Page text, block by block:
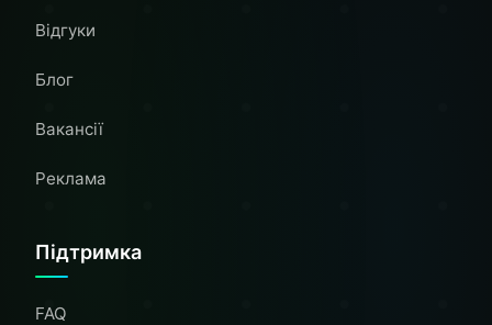
Відгуки
Блог
Вакансії
Реклама
Підтримка
FAQ